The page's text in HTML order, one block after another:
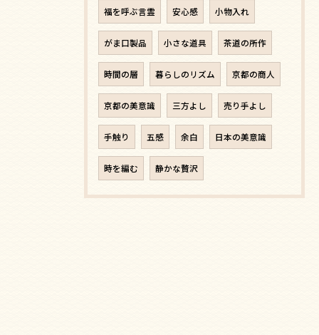
福を呼ぶ言霊 安心感 小物入れ
がま口製品 小さな道具 茶道の所作
時間の層 暮らしのリズム 京都の商人
京都の美意識 三方よし 売り手よし
手触り 五感 余白 日本の美意識
時を編む 静かな贅沢